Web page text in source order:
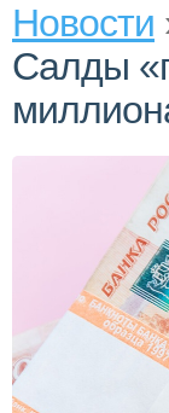
Новости
Салды